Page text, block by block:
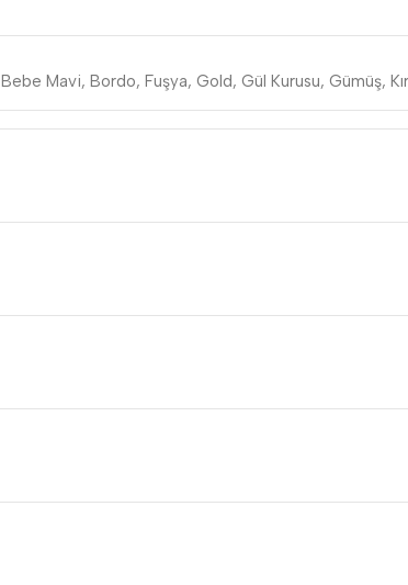
Bebe Mavi, Bordo, Fuşya, Gold, Gül Kurusu, Gümüş,